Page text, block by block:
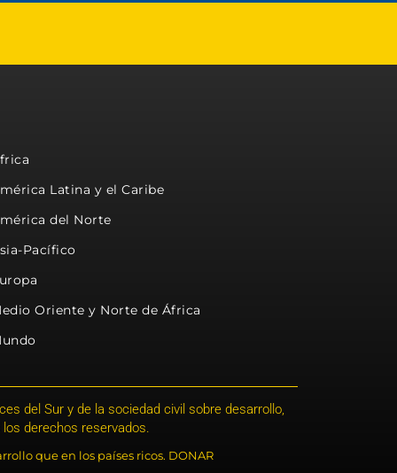
Latina y el Caribe
del Norte
Pacífico
Oriente y Norte de África
del Sur y de la sociedad civil sobre desarrollo,
derechos reservados.
que en los países ricos. DONAR